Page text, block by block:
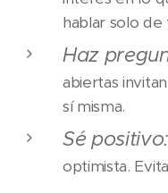
hablar solo de
Haz
abiertas
sí misma.
Sé positivo:
optimista.